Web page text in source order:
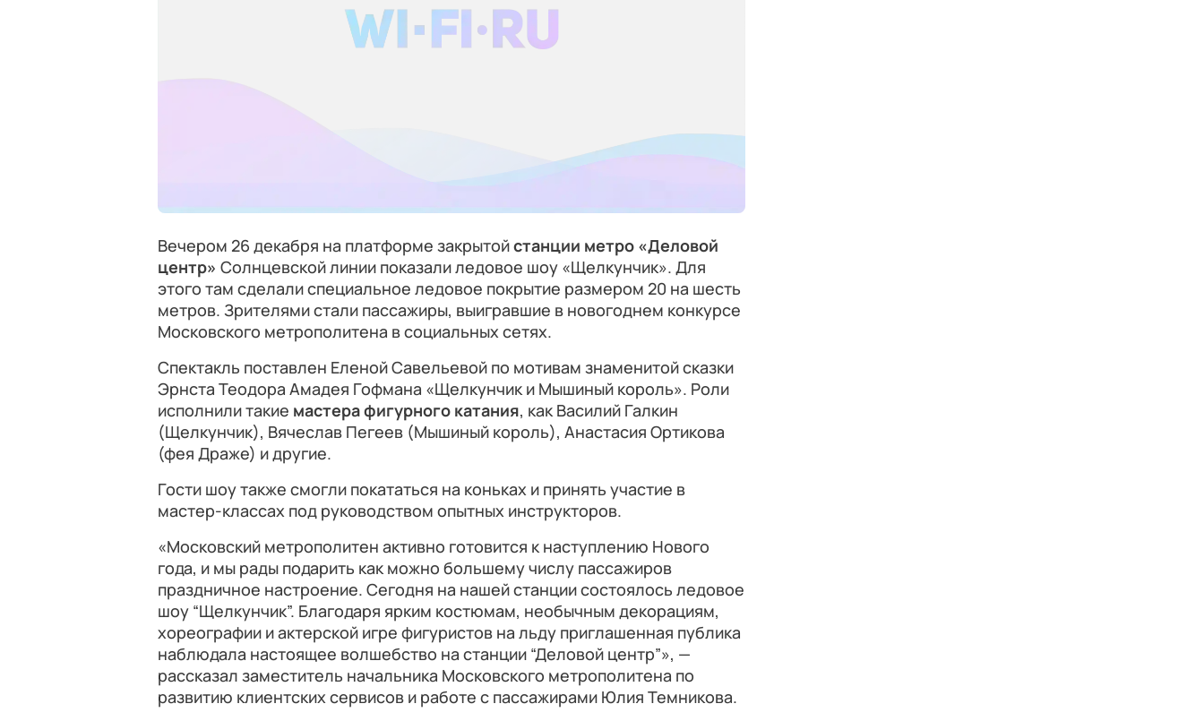
Вечером 26 декабря на платформе закрытойстанции метро «Деловой
центр» Солнцевской линии показали ледовое шоу «Щелкунчик». Для
этого там сделали специальное ледовое покрытие размером 20 на шесть
метров. Зрителями стали пассажиры, выигравшие в новогоднем конкурсе
Московского метрополитена в социальных сетях.
Спектакль поставлен Еленой Савельевой по мотивам знаменитой сказки
Эрнста Теодора Амадея Гофмана «Щелкунчик и Мышиный король». Роли
исполнили такие мастера фигурного катания, как Василий Галкин
(Щелкунчик), Вячеслав Пегеев (Мышиный король), Анастасия Ортикова
(фея Драже) и другие.
Гости шоу также смогли покататься на коньках и принять участие в
мастер-классах под руководством опытных инструкторов.
«Московский метрополитен активно готовится к наступлению Нового
года, и мы рады подарить как можно большему числу пассажиров
праздничное настроение. Сегодня на нашей станции состоялось ледовое
шоу “Щелкунчик”. Благодаря ярким костюмам, необычным декорациям,
хореографии и актерской игре фигуристов на льду приглашенная публика
наблюдала настоящее волшебство на станции “Деловой центр”», —
рассказал заместитель начальника Московского метрополитена по
развитию клиентских сервисов и работе с пассажирами Юлия Темникова.